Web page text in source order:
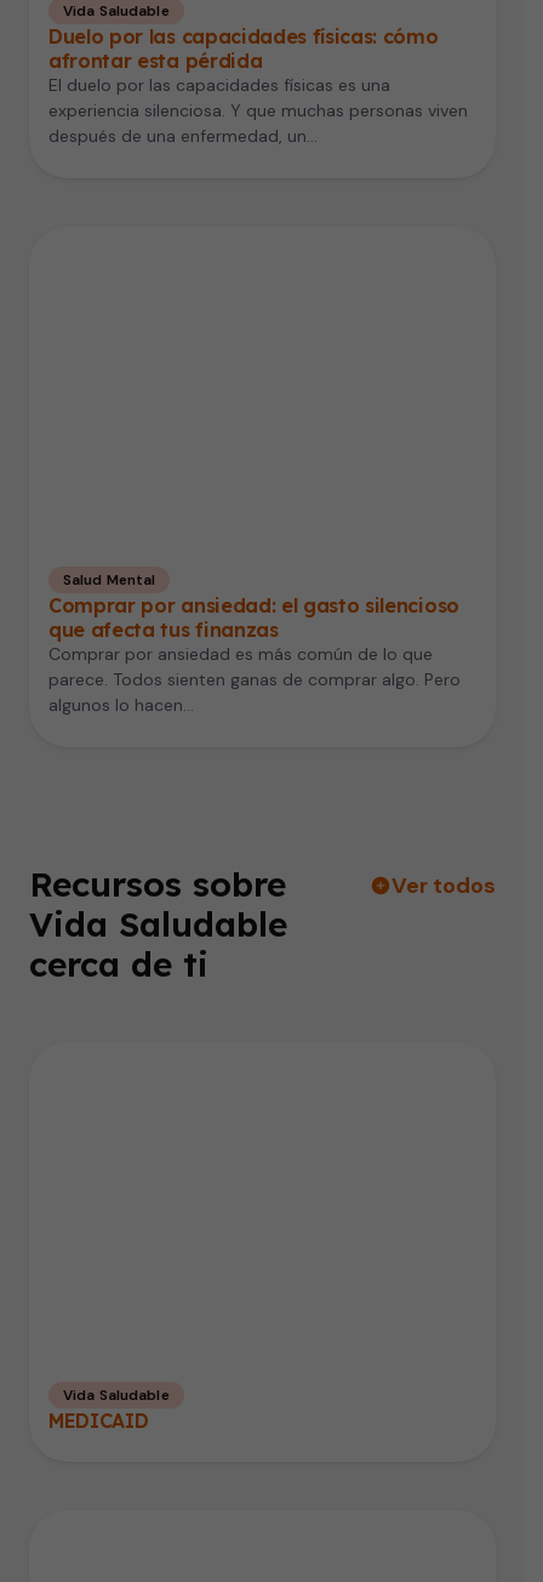
Vida Saludable
Duelo por las capacidades físicas: cómo
afrontar esta pérdida
El duelo por las capacidades físicas es una
experiencia silenciosa. Y que muchas personas viven
después de una enfermedad, un…
Salud Mental
Comprar por ansiedad: el gasto silencioso
que afecta tus finanzas
Comprar por ansiedad es más común de lo que
parece. Todos sienten ganas de comprar algo. Pero
algunos lo hacen…
Recursos sobre
Vida Saludable
cerca de ti
Ver todos
Vida Saludable
MEDICAID